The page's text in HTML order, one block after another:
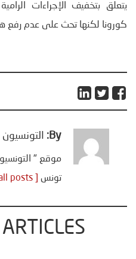
يتعلق بتخفيف الإجراءات
كورونا لكنها تحث على عدم رفع
By: التونسيون
موقع "
تونس